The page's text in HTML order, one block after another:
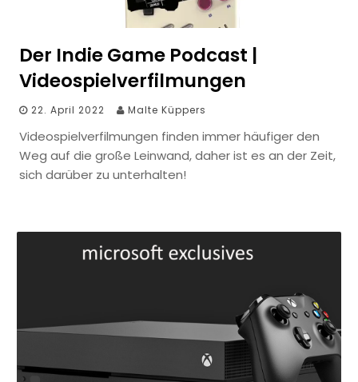
Der Indie Game Podcast |
Videospielverfilmungen
22. April 2022 Malte Küppers
Videospielverfilmungen finden immer häufiger den
Weg auf die große Leinwand, daher ist es an der Zeit,
sich darüber zu unterhalten!